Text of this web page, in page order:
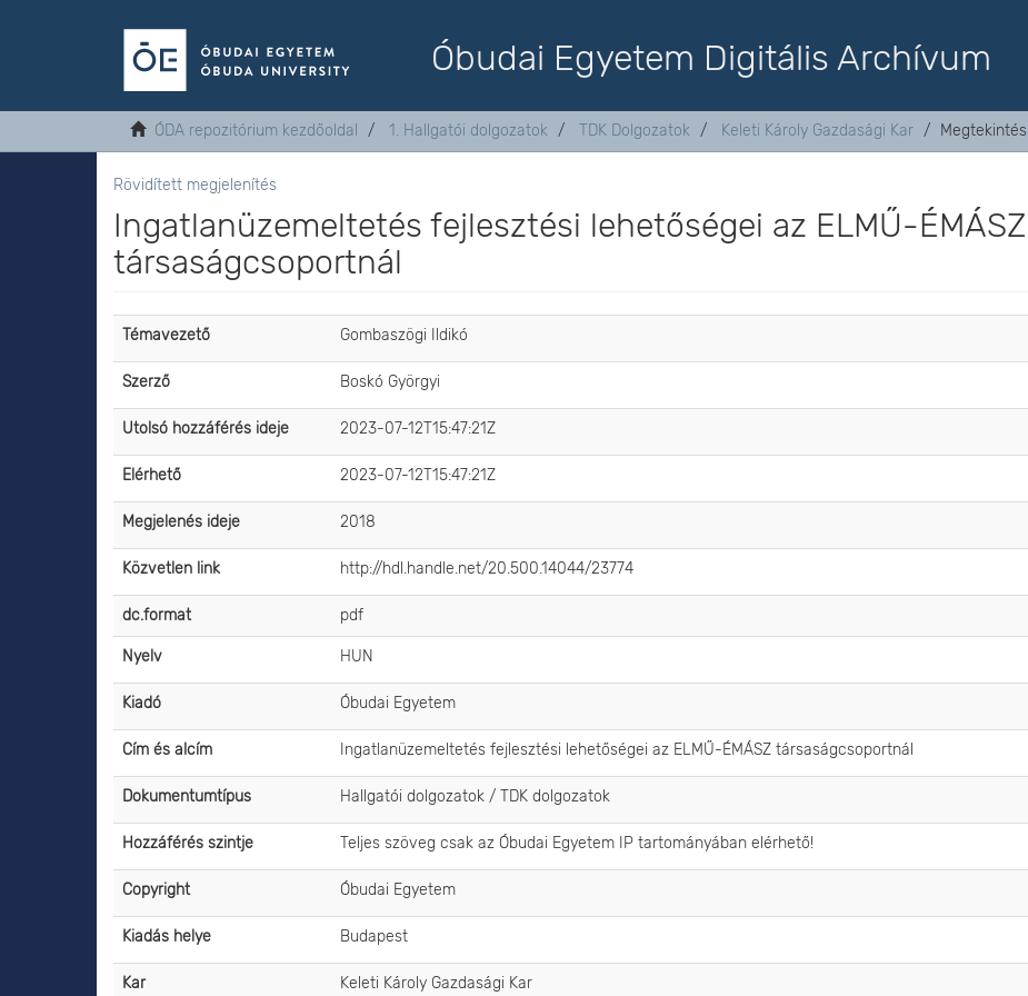
Óbudai Egyetem Digitális Archívum
ÓDA repozitórium kezdőoldal 1. Hallgatói dolgozatok TDK Dolgozatok Keleti Károly Gazdasági Kar Megtekintés
Rövidített megjelenítés
Ingatlanüzemeltetés fejlesztési lehetőségei az ELMŰ-ÉMÁSZ
társaságcsoportnál
Témavezető Gombaszögi Ildikó
Szerző Boskó Györgyi
Utolsó hozzáférés ideje 2023-07-12T15:47:21Z
Elérhető 2023-07-12T15:47:21Z
Megjelenés ideje 2018
Közvetlen link http://hdl.handle.net/20.500.14044/23774
dc.format pdf
Nyelv HUN
Kiadó Óbudai Egyetem
Cím és alcím Ingatlanüzemeltetés fejlesztési lehetőségei az ELMŰ-ÉMÁSZ társaságcsoportnál
Dokumentumtípus Hallgatói dolgozatok / TDK dolgozatok
Hozzáférés szintje Teljes szöveg csak az Óbudai Egyetem IP tartományában elérhető!
Copyright Óbudai Egyetem
Kiadás helye Budapest
Kar Keleti Károly Gazdasági Kar